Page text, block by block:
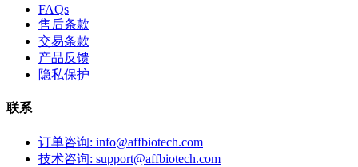
FAQs
售后条款
交易条款
产品反馈
隐私保护
联系
订单咨询: info@affbiotech.com
技术咨询: support@affbiotech.com